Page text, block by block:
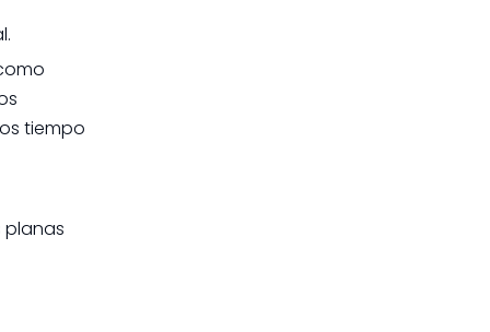
tiempo
planas